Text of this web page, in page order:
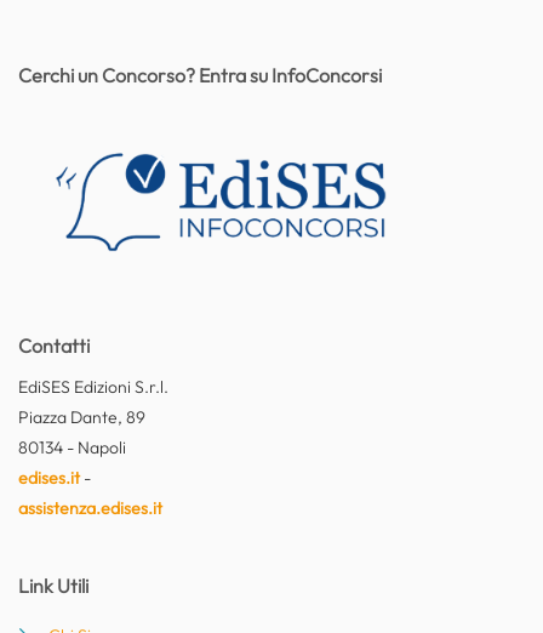
Contatti
EdiSES Edizioni S.r.l.
Piazza Dante, 89
80134 - Napoli
edises.it-
assistenza.edises.it
Link Utili
Cerchi un Concorso? Entra su InfoConcorsi